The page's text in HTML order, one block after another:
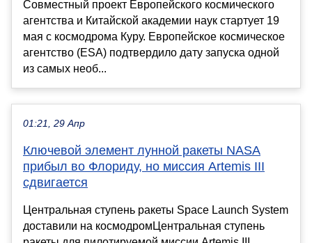
Совместный проект Европейского космического
агентства и Китайской академии наук стартует 19
мая с космодрома Куру. Европейское космическое
агентство (ESA) подтвердило дату запуска одной
из самых необ...
01:21, 29 Апр
Ключевой элемент лунной ракеты NASA
прибыл во Флориду, но миссия Artemis III
сдвигается
Центральная ступень ракеты Space Launch System
доставили на космодромЦентральная ступень